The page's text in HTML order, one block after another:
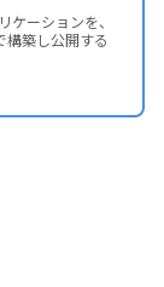
ケーションを、
構築し公開する